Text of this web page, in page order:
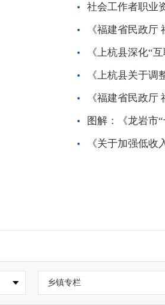
社会工作者职业
《福建省民政
《上杭县深化“
《上杭县关于
《福建省民政
图解：《龙岩市
《关于加强低
乡镇专栏